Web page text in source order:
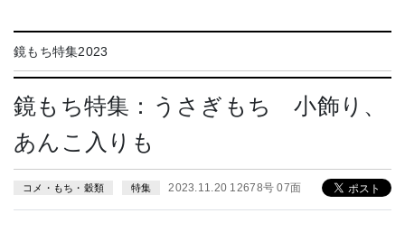
鏡もち特集2023
鏡もち特集：うさぎもち 小飾り、
あんこ入りも
コメ・もち・穀類 特集 2023.11.20 12678号 07面